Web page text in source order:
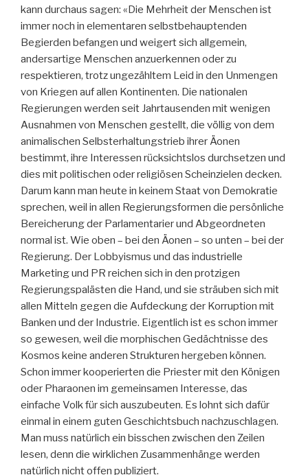
kann durchaus sagen: «Die Mehrheit der Menschen ist
immer noch in elementaren selbstbehauptenden
Begierden befangen und weigert sich allgemein,
andersartige Menschen anzuerkennen oder zu
respektieren, trotz ungezähltem Leid in den Unmengen
von Kriegen auf allen Kontinenten. Die nationalen
Regierungen werden seit Jahrtausenden mit wenigen
Ausnahmen von Menschen gestellt, die völlig von dem
animalischen Selbsterhaltungstrieb ihrer Äonen
bestimmt, ihre Interessen rücksichtslos durchsetzen und
dies mit politischen oder religiösen Scheinzielen decken.
Darum kann man heute in keinem Staat von Demokratie
sprechen, weil in allen Regierungsformen die persönliche
Bereicherung der Parlamentarier und Abgeordneten
normal ist. Wie oben – bei den Äonen – so unten – bei der
Regierung. Der Lobbyismus und das industrielle
Marketing und PR reichen sich in den protzigen
Regierungspalästen die Hand, und sie sträuben sich mit
allen Mitteln gegen die Aufdeckung der Korruption mit
Banken und der Industrie. Eigentlich ist es schon immer
so gewesen, weil die morphischen Gedächtnisse des
Kosmos keine anderen Strukturen hergeben können.
Schon immer kooperierten die Priester mit den Königen
oder Pharaonen im gemeinsamen Interesse, das
einfache Volk für sich auszubeuten. Es lohnt sich dafür
einmal in einem guten Geschichtsbuch nachzuschlagen.
Man muss natürlich ein bisschen zwischen den Zeilen
lesen, denn die wirklichen Zusammenhänge werden
natürlich nicht offen publiziert.